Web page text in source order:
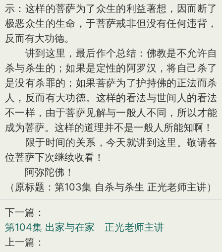
示：这样的菩萨为了众生的利益著想，因而断了
极恶众生的生命，于菩萨戒非但没有任何违背，
反而有大功德。
讲到这里，最后作个总结：佛教是不允许自
杀与杀生的；如果是定性的阿罗汉，将自己杀了
是没有杀罪的；如果菩萨为了护持佛的正法而杀
人，反而有大功德。这样的看法与世间人的看法
不一样，由于菩萨见解与一般人不同，所以才能
成为菩萨。这样的道理并不是一般人所能知啊！
限于时间的关系，今天就讲到这里。敬请各
位菩萨下次继续收看！
阿弥陀佛！
（原标题：第103集 自杀与杀生 正光老师主讲）
下一篇：
第104集 出家与在家 正光老师主讲
上一篇：